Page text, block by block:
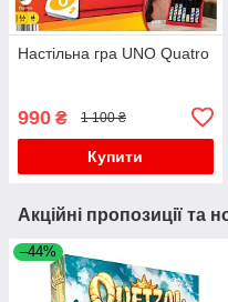
Настільна гра UNO Quatro
990 ₴ 1 100 ₴
Купити
Акційні пропозиції та
–44%